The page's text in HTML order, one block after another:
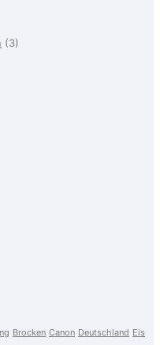
(3)
Brocken Canon Deutschland Eis